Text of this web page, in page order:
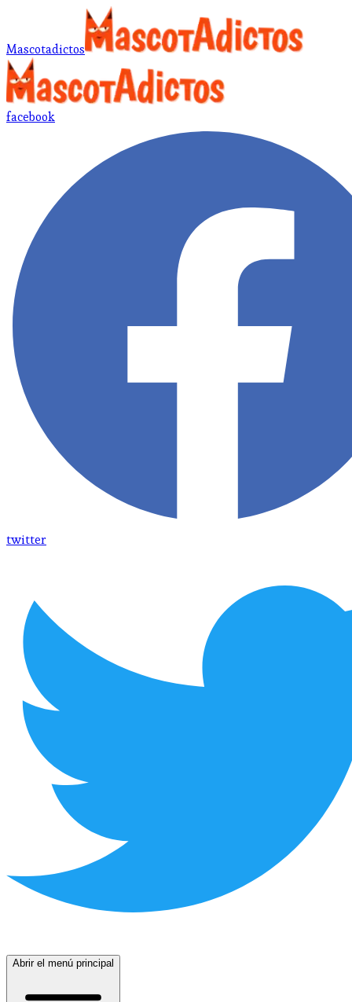
Mascotadictos
facebook
twitter
Abrir el menú principal